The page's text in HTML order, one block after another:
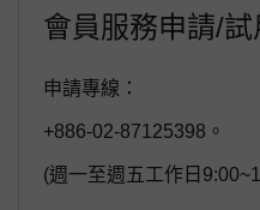
會員服務申請/試
申請專線：
+886-02-87125398。
(週一至週五工作日